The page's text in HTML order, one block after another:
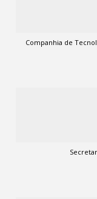
Companhia de